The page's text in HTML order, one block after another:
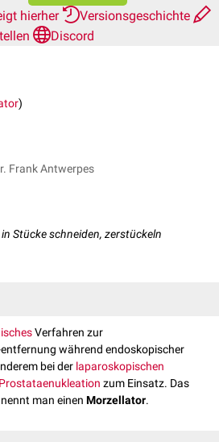
hierher
Versionsgeschichte
Discord
)
Frank Antwerpes
Stücke schneiden, zerstückeln
Verfahren zur
während endoskopischer
bei der laparoskopischen
Prostataenukleation zum Einsatz. Das
man einen Morzellator.